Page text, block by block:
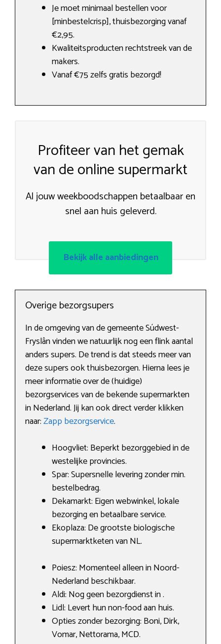
Je moet minimaal bestellen voor
[minbestelcrisp], thuisbezorging vanaf
€2,95.
Kwaliteitsproducten rechtstreek van de
makers.
Vanaf €75 zelfs gratis bezorgd!
Profiteer van het gemak
van de online supermarkt
Al jouw weekboodschappen betaalbaar en
snel aan huis geleverd.
Bekijk alle aanbiedingen
Overige bezorgsupers
In de omgeving van de gemeente Súdwest-
Fryslân vinden we natuurlijk nog een flink aantal
anders supers. De trend is dat steeds meer van
deze supers ook thuisbezorgen. Hierna lees je
meer informatie over de (huidige)
bezorgservices van de bekende supermarkten
in Nederland. Jij kan ook direct verder klikken
naar:Zapp bezorgservice.
Hoogvliet: Beperkt bezorggebied in de
westelijke provincies.
Spar: Supersnelle levering zonder min.
bestelbedrag.
Dekamarkt: Eigen webwinkel, lokale
bezorging en betaalbare service.
Ekoplaza: De grootste biologische
supermarktketen van NL.
Poiesz: Momenteel alleen in Noord-
Nederland beschikbaar.
Aldi: Nog geen bezorgdienst in .
Lidl: Levert hun non-food aan huis.
Opties zonder bezorging: Boni, Dirk,
Vomar, Nettorama, MCD.